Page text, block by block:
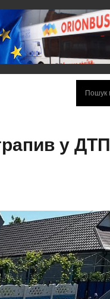
у ДТП